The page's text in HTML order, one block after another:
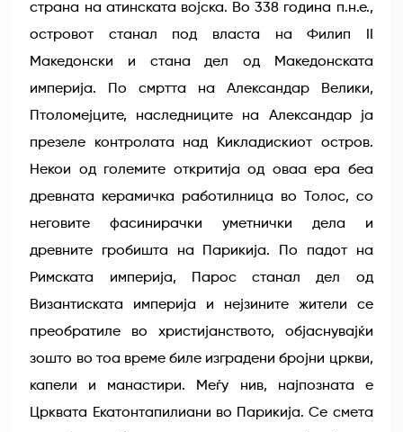
страна на атинската војска. Во 338 година п.н.е.,
островот станал под власта на Филип II
Македонски и стана дел од Македонската
империја. По смртта на Александар Велики,
Птоломејците, наследниците на Александар ја
презеле контролата над Кикладискиот остров.
Некои од големите откритија од оваа ера беа
древната керамичка работилница во Толос, со
неговите фасинирачки уметнички дела и
древните гробишта на Парикија. По падот на
Римската империја, Парос станал дел од
Византиската империја и нејзините жители се
преобратиле во христијанството, објаснувајќи
зошто во тоа време биле изградени бројни цркви,
капели и манастири. Меѓу нив, најпозната е
Црквата Екатонтапилиани во Парикија. Се смета